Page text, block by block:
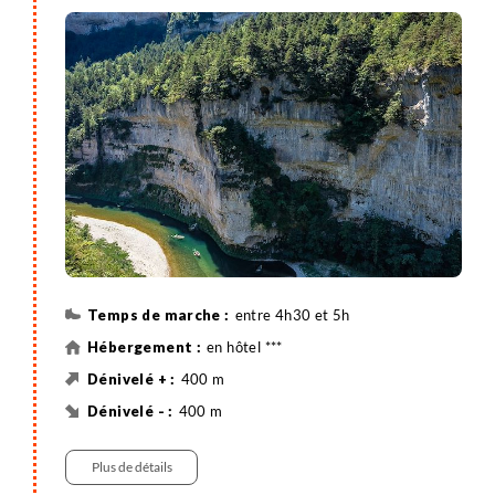
ensuite pour une visite guidée par les bateliers de la
Malène vers les détroits du Tarn, accessibles
uniquement par la rivière : une découverte
exceptionnelle du canyon au fil de l'eau (sous
réserve que les conditions de navigation le
permettent).
entre 4h30 et 5h
en hôtel ***
400 m
400 m
Plus de détails